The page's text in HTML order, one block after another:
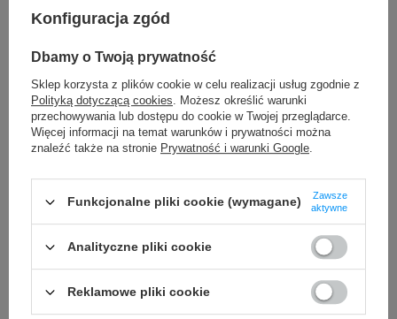
Godex RT700 Godex RT700i
Godex RT730 Godex RT863i
Godex ZX1200i Godex ZX1300i
Godex ZX1600i Godex GE300
Kupowane razem
Konfiguracja zgód
Dbamy o Twoją prywatność
Sklep korzysta z plików cookie w celu realizacji usług zgodnie z
Polityką dotyczącą cookies. Możesz określić warunki
przechowywania lub dostępu do cookie w Twojej przeglądarce.
Więcej informacji na temat warunków i prywatności można
znaleźć także na stronie Prywatność i warunki Google.
Funkcjonalne pliki cookie (wymagane)
Zawsze
aktywne
Analityczne pliki cookie
Reklamowe pliki cookie